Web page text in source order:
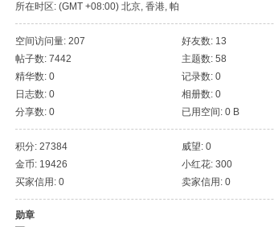
所在时区: (GMT +08:00) 北京, 香港, 帕
斯, 新加坡, 台北
空间访问量: 207
好友数: 13
帖子数: 7442
主题数: 58
精华数: 0
记录数: 0
日志数: 0
相册数: 0
分享数: 0
已用空间: 0 B
积分: 27384
威望: 0
金币: 19426
小红花: 300
买家信用: 0
卖家信用: 0
勋章